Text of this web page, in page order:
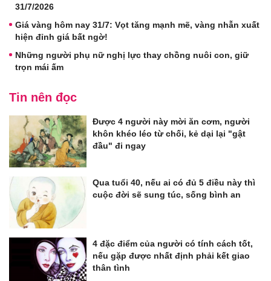
31/7/2026
Giá vàng hôm nay 31/7: Vọt tăng mạnh mẽ, vàng nhẫn xuất
hiện đỉnh giá bất ngờ!
Những người phụ nữ nghị lực thay chồng nuôi con, giữ
trọn mái ấm
Tin nên đọc
Được 4 người này mời ăn cơm, người
khôn khéo léo từ chối, kẻ dại lại "gật
đầu" đi ngay
Qua tuổi 40, nếu ai có đủ 5 điều này thì
cuộc đời sẽ sung túc, sống bình an
4 đặc điểm của người có tính cách tốt,
nếu gặp được nhất định phải kết giao
thân tình